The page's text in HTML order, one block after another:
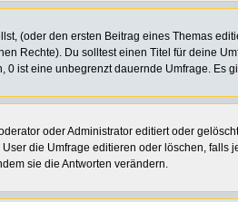
(oder den ersten Beitrag eines Themas
Rechte). Du solltest einen Titel für deine
ist eine unbegrenzt dauernde Umfrage.
oder Administrator editiert oder
die Umfrage editieren oder löschen,
sie die Antworten verändern.